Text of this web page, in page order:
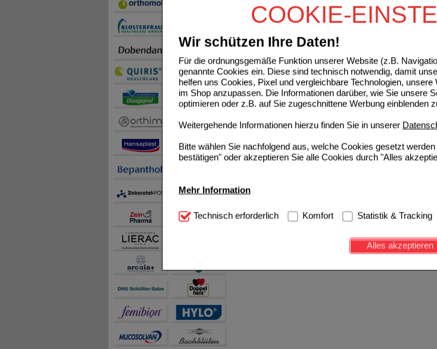
COOKIE-
Wir schützen Ihre Daten!
Für die ordnungsgemäße Funktion unserer Website (z.B.
genannte Cookies ein. Diese sind technisch notwendig, damit
helfen uns Cookies, Pixel und vergleichbare Technologien,
im Shop anzupassen. Die Informationen darüber, wie Sie unsere
optimieren oder z.B. auf Sie zugeschnittene Werbung einblenden
Weitergehende Informationen hierzu finden Sie in unserer
Bitte wählen Sie nachfolgend aus, welche Cookies gesetzt
bestätigen" oder akzeptieren Sie alle Cookies durch "Alles
Mehr Information
Technisch Notwendig: Hierbei handelt es sich um Cookies, die
notwendig sind (z.B. Navigation, Warenkorb, Kundenkonto),
Diese Cookies werden genutzt um das
beispielsweise für die Wiedererkennung des Besuchers oder
Inhalte anzuzeigen und unser Partnerprogramm zu betreiben.
Statistik & Tracking:
sammeln, mit deren Hilfe wir unsere Website weiter für Sie
auch die Werbung auf Drittseiten möglichst relevant für Sie zu
teilweise an Dritte wie z.B. Google oder soziale Medien übertragen
Technisch erforderlich Komfort Statistik & Tracking
Alles akzeptieren